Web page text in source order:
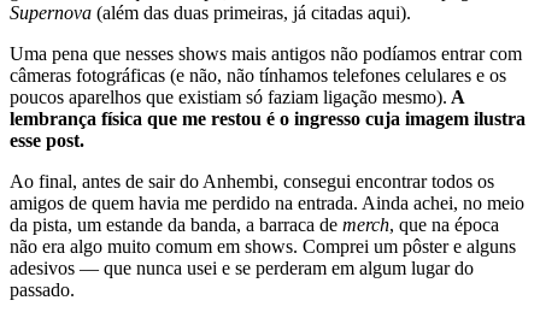
Supernova (além das duas primeiras, já citadas aqui).
Uma pena que nesses shows mais antigos não podíamos entrar com
câmeras fotográficas (e não, não tínhamos telefones celulares e os
poucos aparelhos que existiam só faziam ligação mesmo). A
lembrança física que me restou é o ingresso cuja imagem ilustra
esse post.
Ao final, antes de sair do Anhembi, consegui encontrar todos os
amigos de quem havia me perdido na entrada. Ainda achei, no meio
da pista, um estande da banda, a barraca de merch, que na época
não era algo muito comum em shows. Comprei um pôster e alguns
adesivos — que nunca usei e se perderam em algum lugar do
passado.